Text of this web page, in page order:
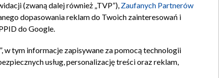
(zwaną dalej również „TVP”), Zaufanych Partnerów
dopasowania reklam do Twoich zainteresowań i
do Google.
w tym informacje zapisywane za pomocą technologii
usług, personalizację treści oraz reklam,